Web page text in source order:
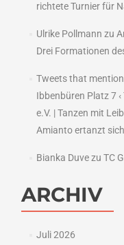
richtete Turnier für
Ulrike Pollmann zu
Drei Formationen
Tweets that
Ibbenbüren Platz 7
e.V. | Tanzen mit
Amianto ertanzt
Bianka Duvezu TC
ARCHIV
Juli 2026